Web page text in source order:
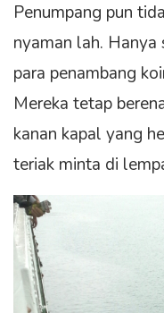
Penumpang pun
nyaman lah. Hanya
para penambang
Mereka tetap
kanan kapal yang
teriak minta di